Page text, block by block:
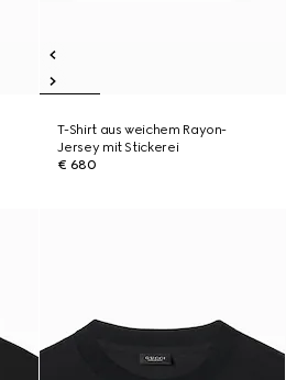
T-Shirt aus weichem Rayon-
Jersey mit Stickerei
€ 680